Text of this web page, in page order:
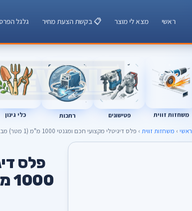
ראשי מצא לי מוצר 📋 בקשת הצעת מחיר גלגל
משחזות זווית פטישונים רתכות כלי גינון
ראשי › משחזות זווית › פלס דיגיטלי מקצועי חכם ומגנטי 1000 מ"מ (1 מטר) מבית סקורפיון עם צג LCD מואר
פלס